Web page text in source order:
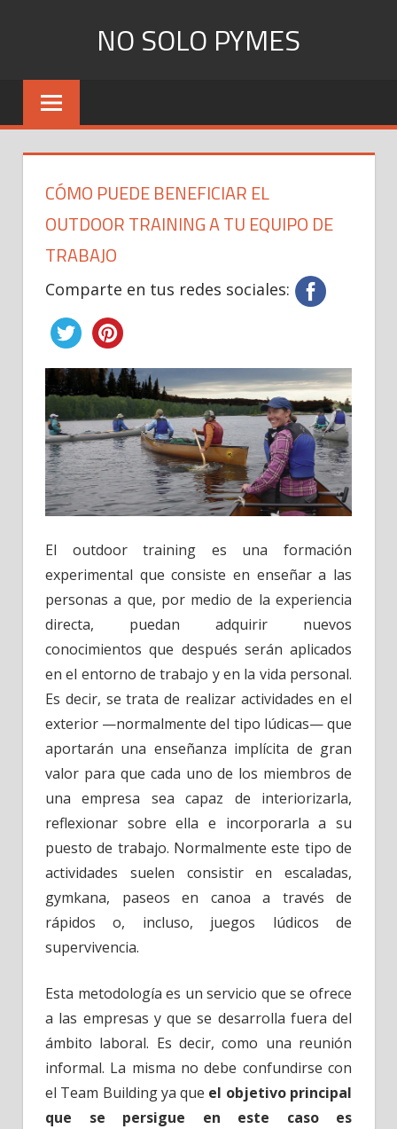
NO SOLO PYMES
Todo
que
necesita
saber
CÓMO PUEDE BENEFICIAR EL
OUTDOOR TRAINING A TU EQUIPO DE
TRABAJO
Comparte en tus redes sociales:
El outdoor training es una formación
experimental que consiste en enseñar a las
personas a que, por medio de la experiencia
directa, puedan adquirir nuevos
conocimientos que después serán aplicados
en el entorno de trabajo y en la vida personal.
Es decir, se trata de realizar actividades en el
exterior —normalmente del tipo lúdicas— que
aportarán una enseñanza implícita de gran
valor para que cada uno de los miembros de
una empresa sea capaz de interiorizarla,
reflexionar sobre ella e incorporarla a su
puesto de trabajo. Normalmente este tipo de
actividades suelen consistir en escaladas,
gymkana, paseos en canoa a través de
rápidos o, incluso, juegos lúdicos de
supervivencia.
Esta metodología es un servicio que se ofrece
a las empresas y que se desarrolla fuera del
ámbito laboral. Es decir, como una reunión
informal. La misma no debe confundirse con
el Team Building ya que el objetivo principal
que se persigue en este caso es